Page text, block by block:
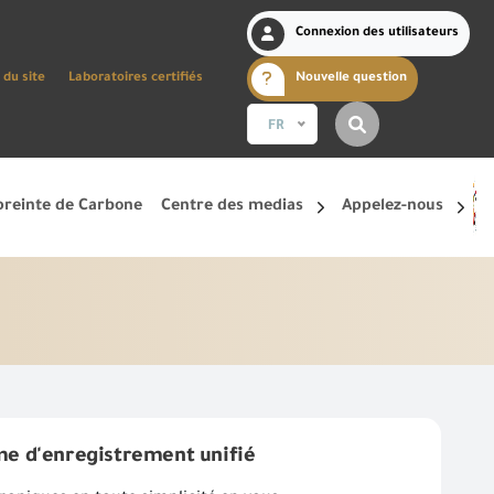
du site Laboratoires certifiés
Connexion des utilisateurs
Nouvelle question
FR
de Carbone Centre des medias Appelez-nous
d'enregistrement unifié